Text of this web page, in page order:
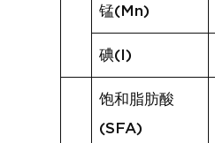
锰(Mn)
碘(I)
饱和脂肪酸
(SFA)